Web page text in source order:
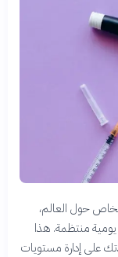
حول العالم،
منتظمة. هذا
على إدارة مستويات